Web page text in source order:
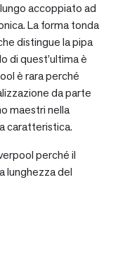
accoppiato ad
La forma tonda
distingue la pipa
di quest’ultima è
è rara perché
da parte
maestri nella
caratteristica.
perché il
lunghezza del